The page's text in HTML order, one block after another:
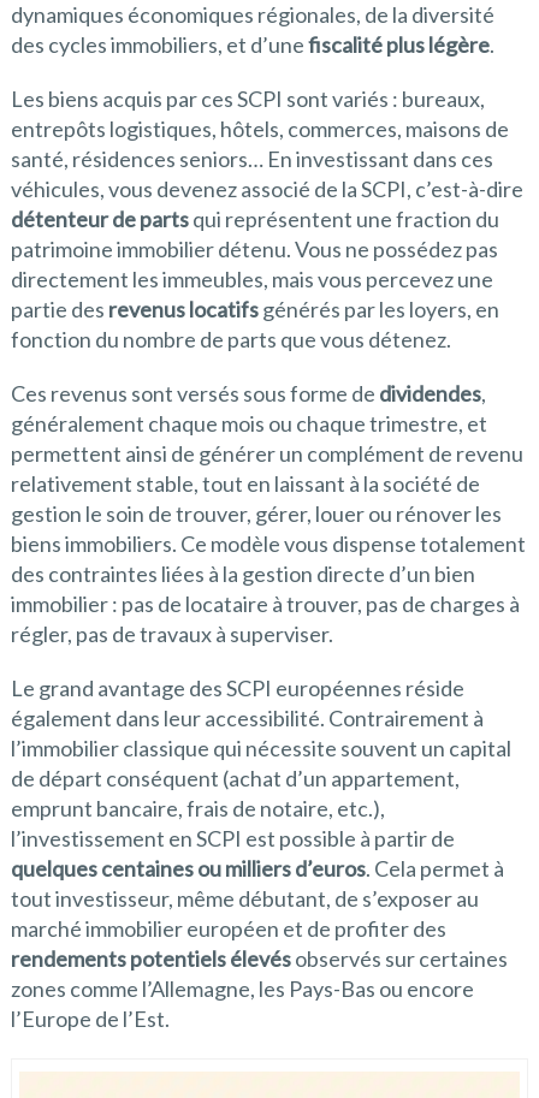
dynamiques économiques régionales, de la diversité
des cycles immobiliers, et d’unefiscalité plus légère.
Les biens acquis par ces SCPI sont variés : bureaux,
entrepôts logistiques, hôtels, commerces, maisons de
santé, résidences seniors… En investissant dans ces
véhicules, vous devenez associé de la SCPI, c’est-à-dire
détenteur de partsqui représentent une fraction du
patrimoine immobilier détenu. Vous ne possédez pas
directement les immeubles, mais vous percevez une
partie des revenus locatifsgénérés par les loyers, en
fonction du nombre de parts que vous détenez.
Ces revenus sont versés sous forme de dividendes,
généralement chaque mois ou chaque trimestre, et
permettent ainsi de générer un complément de revenu
relativement stable, tout en laissant à la société de
gestion le soin de trouver, gérer, louer ou rénover les
biens immobiliers. Ce modèle vous dispense totalement
des contraintes liées à la gestion directe d’un bien
immobilier : pas de locataire à trouver, pas de charges à
régler, pas de travaux à superviser.
Le grand avantage des SCPI européennes réside
également dans leur accessibilité. Contrairement à
l’immobilier classique qui nécessite souvent un capital
de départ conséquent (achat d’un appartement,
emprunt bancaire, frais de notaire, etc.),
l’investissement en SCPI est possible à partir de
quelques centaines ou milliers d’euros. Cela permet à
tout investisseur, même débutant, de s’exposer au
marché immobilier européen et de profiter des
rendements potentiels élevésobservés sur certaines
zones comme l’Allemagne, les Pays-Bas ou encore
l’Europe de l’Est.